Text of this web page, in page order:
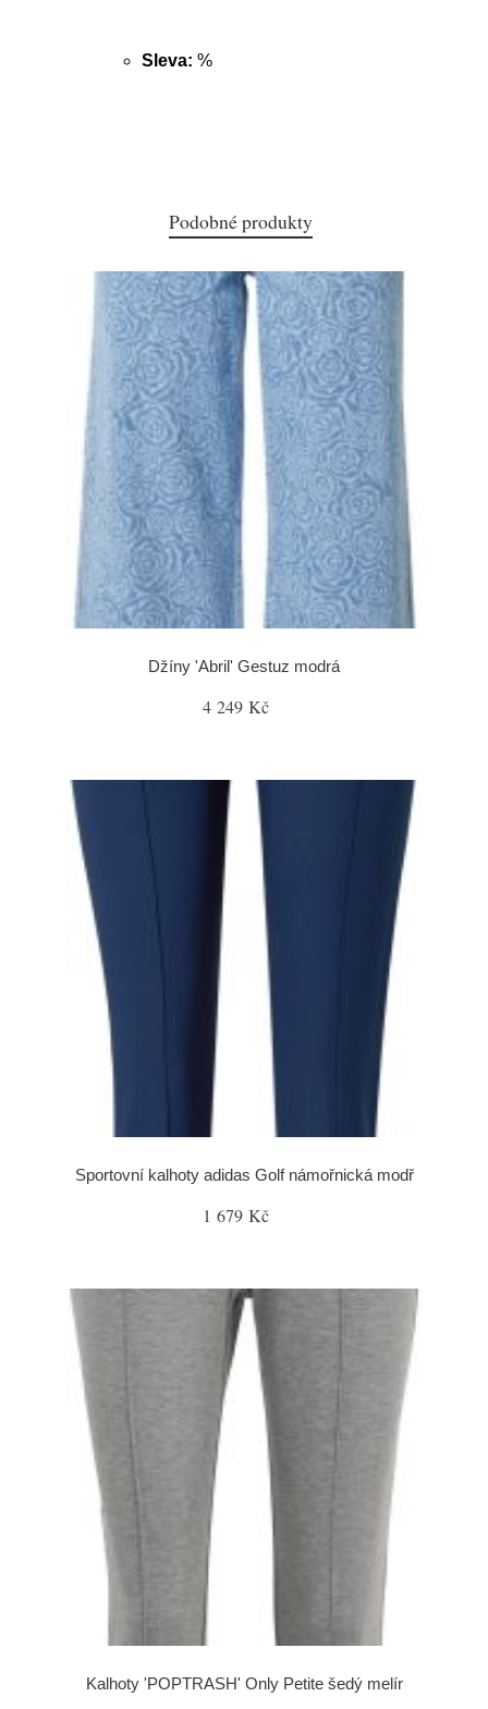
Sleva: %
Podobné produkty
Džíny 'Abril' Gestuz modrá
4 249 Kč
Sportovní kalhoty adidas Golf námořnická modř
1 679 Kč
Kalhoty 'POPTRASH' Only Petite šedý melír